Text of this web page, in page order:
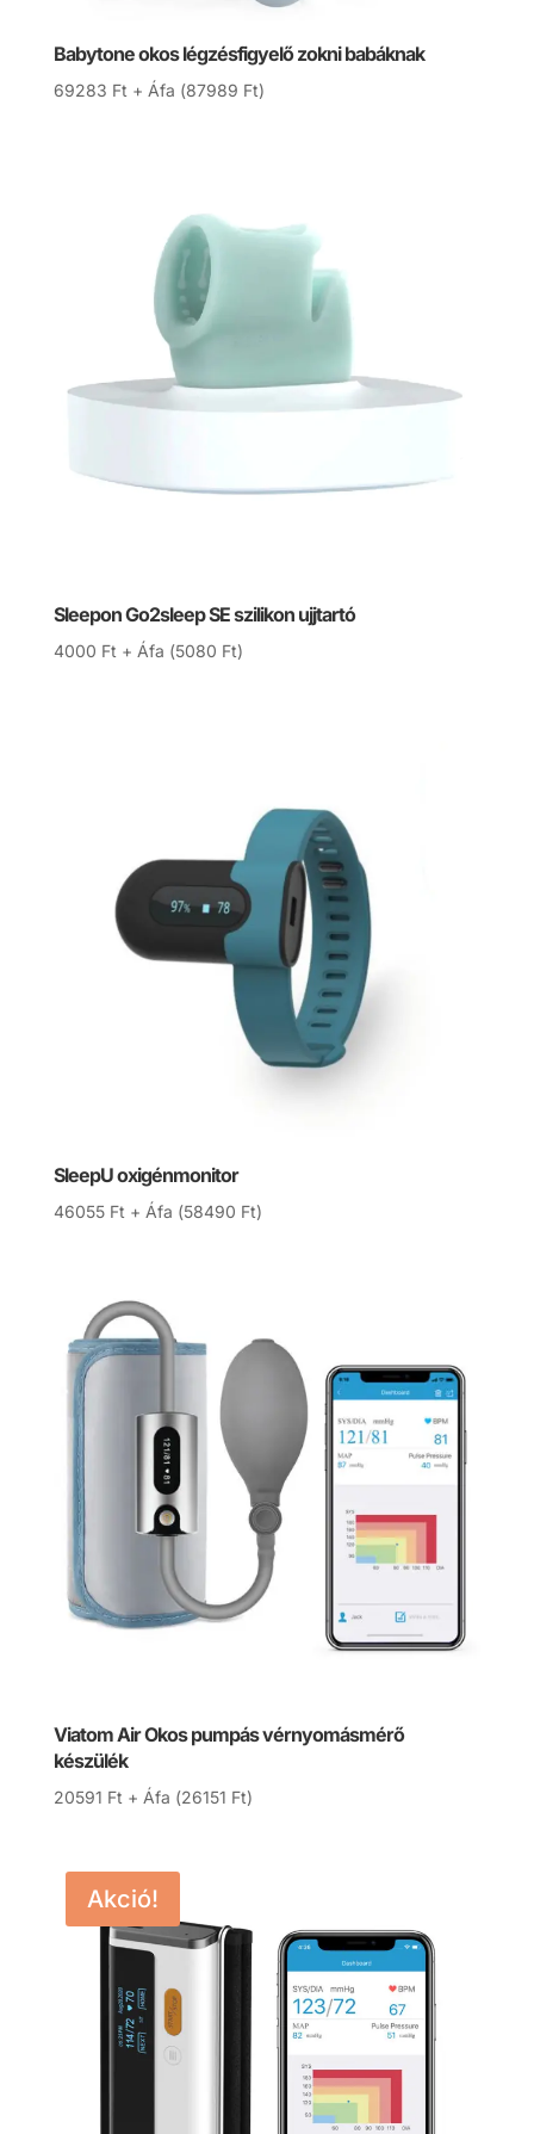
Babytone okos légzésfigyelő zokni babáknak
69283 Ft + Áfa (87989 Ft)
Sleepon Go2sleep SE szilikon ujjtartó
4000 Ft + Áfa (5080 Ft)
SleepU oxigénmonitor
46055 Ft + Áfa (58490 Ft)
Viatom Air Okos pumpás vérnyomásmérő
készülék
20591 Ft + Áfa (26151 Ft)
Akció!